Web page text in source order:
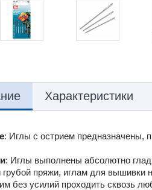
Характеристики
: Иглы с острием предназначены,
: Иглы выполнены абсолютно
пряжи, иглам для вышивки
без усилий проходить сквозь